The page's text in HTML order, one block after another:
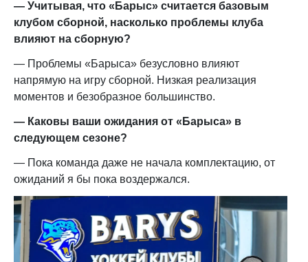
— Учитывая, что «Барыс» считается базовым
клубом сборной, насколько проблемы клуба
влияют на сборную?
— Проблемы «Барыса» безусловно влияют
напрямую на игру сборной. Низкая реализация
моментов и безобразное большинство.
— Каковы ваши ожидания от «Барыса» в
следующем сезоне?
— Пока команда даже не начала комплектацию, от
ожиданий я бы пока воздержался.